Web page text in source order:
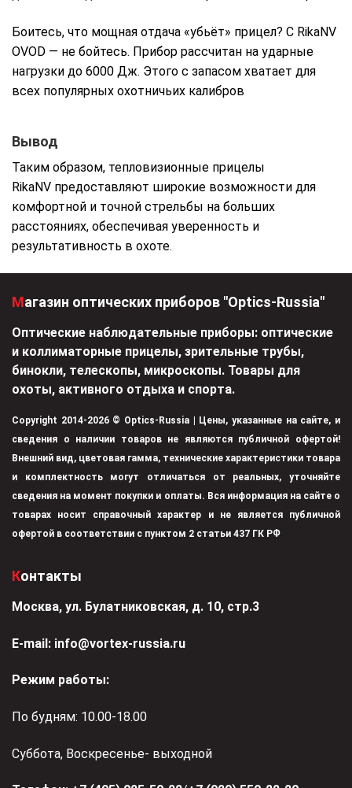
Боитесь, что мощная отдача «убьёт» прицел? С RikaNV
OVOD — не бойтесь. Прибор рассчитан на ударные
нагрузки до 6000 Дж. Этого с запасом хватает для
всех популярных охотничьих калибров
Вывод
Таким образом, тепловизионные прицелы
RikaNV предоставляют широкие возможности для
комфортной и точной стрельбы на больших
расстояниях, обеспечивая уверенность и
результативность в охоте.
Магазин оптических приборов "Optics-Russia"
Оптические наблюдательные приборы: оптические
и коллиматорные прицелы, зрительные трубы,
бинокли, телескопы, микроскопы. Товары для
охоты, активного отдыха и спорта.
Copyright 2014-2026 © Optics-Russia | Цены, указанные на сайте, и
сведения о наличии товаров не являются публичной офертой!
Внешний вид, цветовая гамма, технические характеристики товара
и комплектность могут отличаться от реальных, уточняйте
сведения на момент покупки и оплаты. Вся информация на сайте о
товарах носит справочный характер и не является публичной
офертой в соответствии с пунктом 2 статьи 437 ГК РФ
Контакты
Москва, ул. Булатниковская, д. 10, стр.3
Е-mail: info@vortex-russia.ru
Режим работы:
По будням: 10.00-18.00
Суббота, Воскресенье- выходной